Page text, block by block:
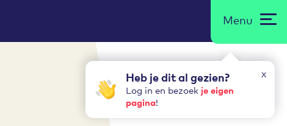
x
Heb je dit al gezien?
Log in en bezoek je eigen
pagina!
Menu